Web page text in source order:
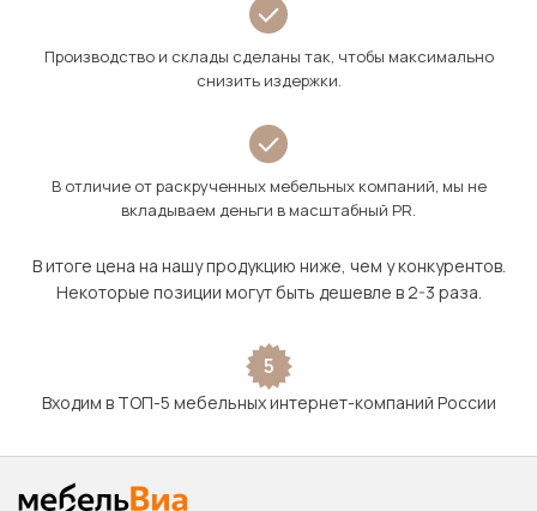
Производство и склады сделаны так, чтобы максимально
снизить издержки.
В отличие от раскрученных мебельных компаний, мы не
вкладываем деньги в масштабный PR.
В итоге цена на нашу продукцию ниже, чем у конкурентов.
Некоторые позиции могут быть дешевле в 2-3 раза.
5
Входим в ТОП-5 мебельных интернет-компаний России